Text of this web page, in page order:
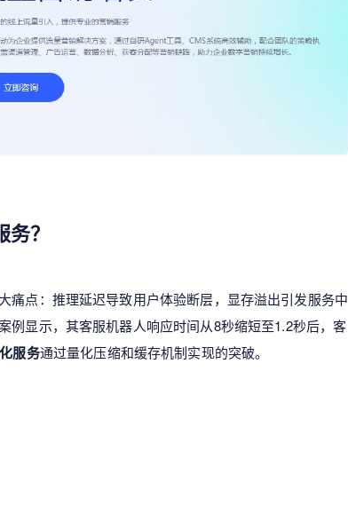
务？
痛点：推理延迟导致用户体验断层，显存溢出引发服务中
例显示，其客服机器人响应时间从8秒缩短至1.2秒后，客
服务通过量化压缩和缓存机制实现的突破。